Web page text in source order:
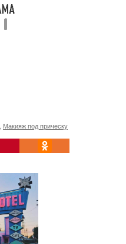
Макияж под прическу